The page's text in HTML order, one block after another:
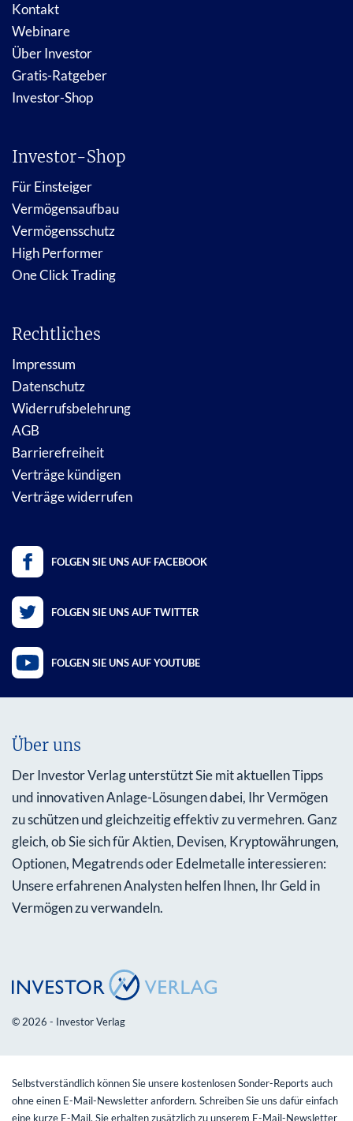
Kontakt
Webinare
Über Investor
Gratis-Ratgeber
Investor-Shop
Investor-Shop
Für Einsteiger
Vermögensaufbau
Vermögensschutz
High Performer
One Click Trading
Rechtliches
Impressum
Datenschutz
Widerrufsbelehrung
AGB
Barrierefreiheit
Verträge kündigen
Verträge widerrufen
FOLGEN SIE UNS AUF FACEBOOK
FOLGEN SIE UNS AUF TWITTER
FOLGEN SIE UNS AUF YOUTUBE
Über uns
Der Investor Verlag unterstützt Sie mit aktuellen Tipps
und innovativen Anlage-Lösungen dabei, Ihr Vermögen
zu schützen und gleichzeitig effektiv zu vermehren. Ganz
gleich, ob Sie sich für Aktien, Devisen, Kryptowährungen,
Optionen, Megatrends oder Edelmetalle interessieren:
Unsere erfahrenen Analysten helfen Ihnen, Ihr Geld in
Vermögen zu verwandeln.
© 2026 - Investor Verlag
Selbstverständlich können Sie unsere kostenlosen Sonder-Reports auch
ohne einen E-Mail-Newsletter anfordern. Schreiben Sie uns dafür einfach
eine kurze E-Mail. Sie erhalten zusätzlich zu unserem E-Mail-Newsletter